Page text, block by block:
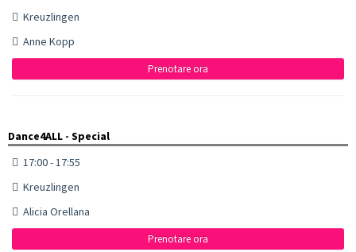
Kreuzlingen
Anne Kopp
Prenotare ora
Dance4ALL - Special
17:00 - 17:55
Kreuzlingen
Alicia Orellana
Prenotare ora